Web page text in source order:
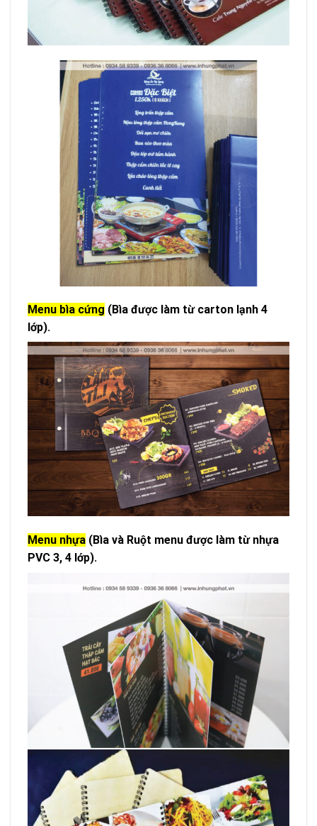
Menu bìa cứng (Bìa được làm từ carton lạnh 4
lớp).
Menu nhựa (Bìa và Ruột menu được làm từ nhựa
PVC 3, 4 lớp).